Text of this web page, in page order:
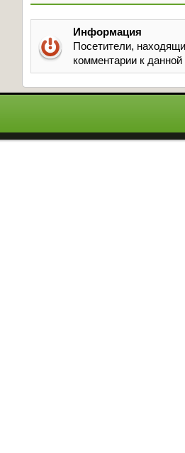
Информация
Посетители,
комментарии к